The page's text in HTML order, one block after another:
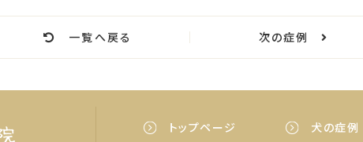
一覧へ戻る 次の症例
トップページ 犬の症例